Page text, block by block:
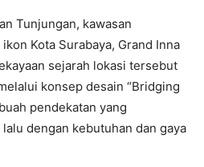
Tunjungan, kawasan
Kota Surabaya, Grand Inna
sejarah lokasi tersebut
konsep desain “Bridging
pendekatan yang
dengan kebutuhan dan gaya